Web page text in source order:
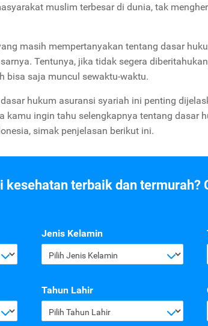
muslim terbesar di dunia, tak
masih mempertanyakan tentang dasar
Tentunya, jika tidak segera
bisa saja muncul sewaktu-waktu.
hukum asuransi syariah ini penting
kamu ingin tahu selengkapnya tentang dasar
simak penjelasan berikut ini.
kesehatan terbaik dan termurah?
Jenis Kelamin
Pilih Jenis Kelamin
Tahun Lahir
Pilih Tahun Lahir